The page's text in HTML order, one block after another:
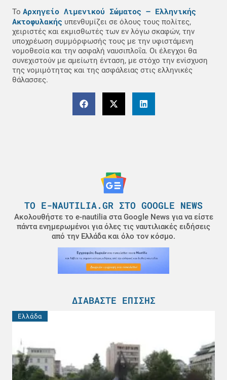
Το Αρχηγείο Λιμενικού Σώματος – Ελληνικής
Ακτοφυλακής υπενθυμίζει σε όλους τους πολίτες,
χειριστές και εκμισθωτές των εν λόγω σκαφών, την
υποχρέωση συμμόρφωσής τους με την υφιστάμενη
νομοθεσία και την ασφαλή ναυσιπλοΐα. Οι έλεγχοι θα
συνεχιστούν με αμείωτη ένταση, με στόχο την ενίσχυση
της νομιμότητας και της ασφάλειας στις ελληνικές
θάλασσες.
ΤΟ E-NAUTILIA.GR ΣΤΟ GOOGLE NEWS
Ακολουθήστε το e-nautilia στα Google News για να είστε
πάντα ενημερωμένοι για όλες τις ναυτιλιακές ειδήσεις
από την Ελλάδα και όλο τον κόσμο.
ΔΙΑΒΆΣΤΕ ΕΠΊΣΗΣ
Ελλάδα